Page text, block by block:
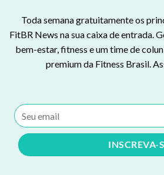
Toda semana gratuitamente os
FitBR News na sua caixa de entrada.
bem-estar, fitness e um time de
premium da Fitness Brasil.